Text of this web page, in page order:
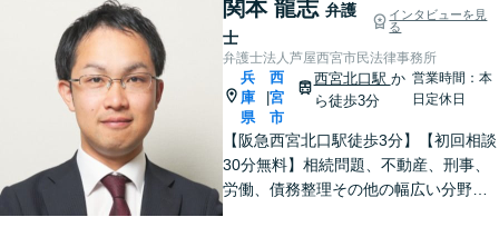
関本 龍志 弁護
士
インタビューを見
る
弁護士法人芦屋西宮市民法律事務所
兵
庫
県
|
西
宮
市
西宮北口駅 か
ら徒歩3分
営業時間：本
日定休日
【阪急西宮北口駅徒歩3分】【初回相談
30分無料】相続問題、不動産、刑事、
労働、債務整理その他の幅広い分野に